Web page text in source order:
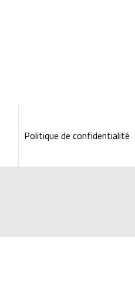
Politique de confidentialité